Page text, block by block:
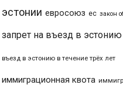
эстонии евросоюз ес закон
запрет на въезд в эстонию
въезд в эстонию в течение трёх лет
иммиграционная квота